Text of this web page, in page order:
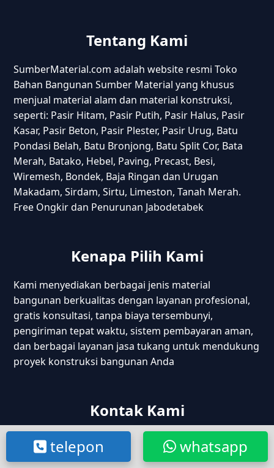
Tentang Kami
SumberMaterial.com adalah website resmi Toko
Bahan Bangunan Sumber Material yang khusus
menjual material alam dan material konstruksi,
seperti: Pasir Hitam, Pasir Putih, Pasir Halus, Pasir
Kasar, Pasir Beton, Pasir Plester, Pasir Urug, Batu
Pondasi Belah, Batu Bronjong, Batu Split Cor, Bata
Merah, Batako, Hebel, Paving, Precast, Besi,
Wiremesh, Bondek, Baja Ringan dan Urugan
Makadam, Sirdam, Sirtu, Limeston, Tanah Merah.
Free Ongkir dan Penurunan Jabodetabek
Kenapa Pilih Kami
Kami menyediakan berbagai jenis material
bangunan berkualitas dengan layanan profesional,
gratis konsultasi, tanpa biaya tersembunyi,
pengiriman tepat waktu, sistem pembayaran aman,
dan berbagai layanan jasa tukang untuk mendukung
proyek konstruksi bangunan Anda
Kontak Kami
Kp. Cijantra Jatake, Tangerang – Banten
Jl. Raya Cikarang Cibarusah, Bekasi – Jabar
whatsapp
telepon